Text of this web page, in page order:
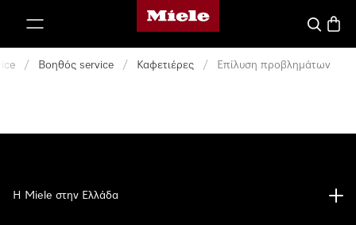
Αρχική σελίδα της Miele
/ Βοηθός service / Καφετιέρες / Επίλυση προβλημάτων
Η Miele στην Ελλάδα